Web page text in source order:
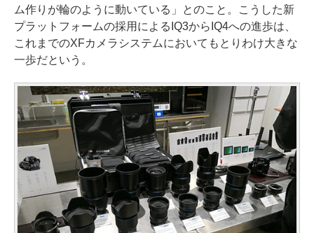
ム作りが輪のように動いている」とのこと。こうした新
プラットフォームの採用によるIQ3からIQ4への進歩は、
これまでのXFカメラシステムにおいてもとりわけ大きな
一歩だという。